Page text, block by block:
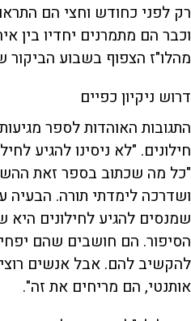
רק לפני כחודש וחצי הם
וכבר הם מתמרנים יחדיו בין
מהלו"ז הצפוף בשבוע
דרוש ניקיון כפיים
התגובות האוהדות לספר
חילונים. "לא ניסינו להגיע
"כל מה שכתוב בספר זאת
ושדרכה לימדתי תורה. הבעיה
שמנסים להגיע לחילונים
הסיפור. הם חושבים שהם
להקשיב להם. אבל אנשים
אותנטי, הם מריחים את זה".